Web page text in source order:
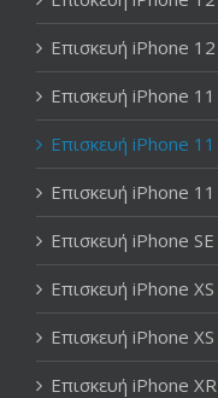
Επισκευή iPhone
Επισκευή iPhone
Επισκευή iPhone
Επισκευή iPhone 11
Επισκευή iPhone
Επισκευή iPhone
Επισκευή iPhone XS
Επισκευή iPhone XR